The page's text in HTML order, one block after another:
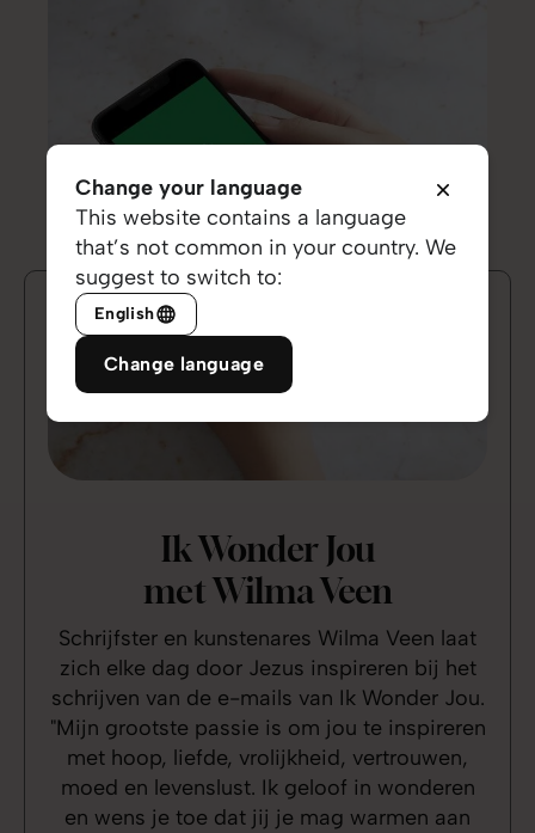
Ik Wonder Jou
met Wilma Veen
Schrijfster en kunstenares Wilma Veen laat
zich elke dag door Jezus inspireren bij het
schrijven van de e-mails van Ik Wonder Jou.
"Mijn grootste passie is om jou te inspireren
met hoop, liefde, vrolijkheid, vertrouwen,
moed en levenslust. Ik geloof in wonderen
en wens je toe dat jij je mag warmen aan
Change your language
This website contains a language
that’s not common in your country. We
suggest to switch to:
English
Change language